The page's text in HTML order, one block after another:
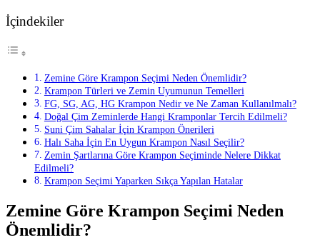
İçindekiler
Zemine Göre Krampon Seçimi Neden Önemlidir?
Krampon Türleri ve Zemin Uyumunun Temelleri
FG, SG, AG, HG Krampon Nedir ve Ne Zaman Kullanılmalı?
Doğal Çim Zeminlerde Hangi Kramponlar Tercih Edilmeli?
Suni Çim Sahalar İçin Krampon Önerileri
Halı Saha İçin En Uygun Krampon Nasıl Seçilir?
Zemin Şartlarına Göre Krampon Seçiminde Nelere Dikkat
Edilmeli?
Krampon Seçimi Yaparken Sıkça Yapılan Hatalar
Zemine Göre Krampon Seçimi Neden
Önemlidir?